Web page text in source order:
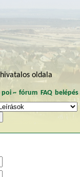
oldala
poi~ fórum FAQ belépés